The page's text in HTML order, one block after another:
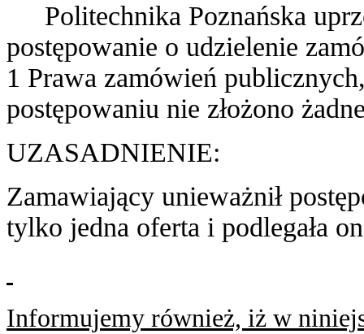
Politechnika Poznańska
postępowanie o udzielenie
1 Prawa zamówień
postępowaniu nie złożono
UZASADNIENIE:
Zamawiający unieważnił
tylko jedna oferta i podlegała
Informujemy również, iż w